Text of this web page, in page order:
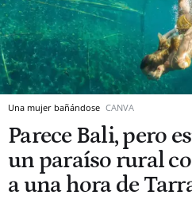
Una mujer bañándose CANVA
Parece Bali, pero
un paraíso rural
a una hora de